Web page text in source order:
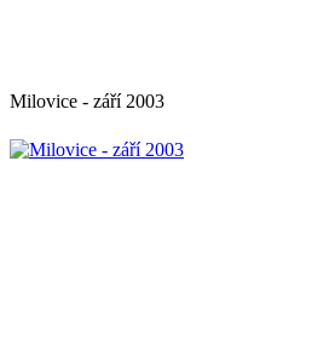
Milovice - září 2003